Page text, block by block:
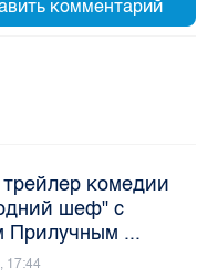
комедии
шеф" с
Прилучным ...
17:44